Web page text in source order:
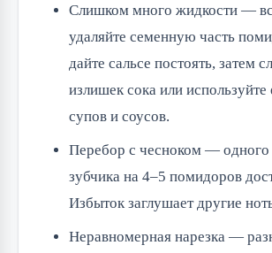
Слишком много жидкости —
удаляйте семенную часть
дайте сальсе постоять, затем
излишек сока или используйте
супов и соусов.
Перебор с чесноком — одного
зубчика на 4–5 помидоров
Избыток заглушает другие
Неравномерная нарезка —